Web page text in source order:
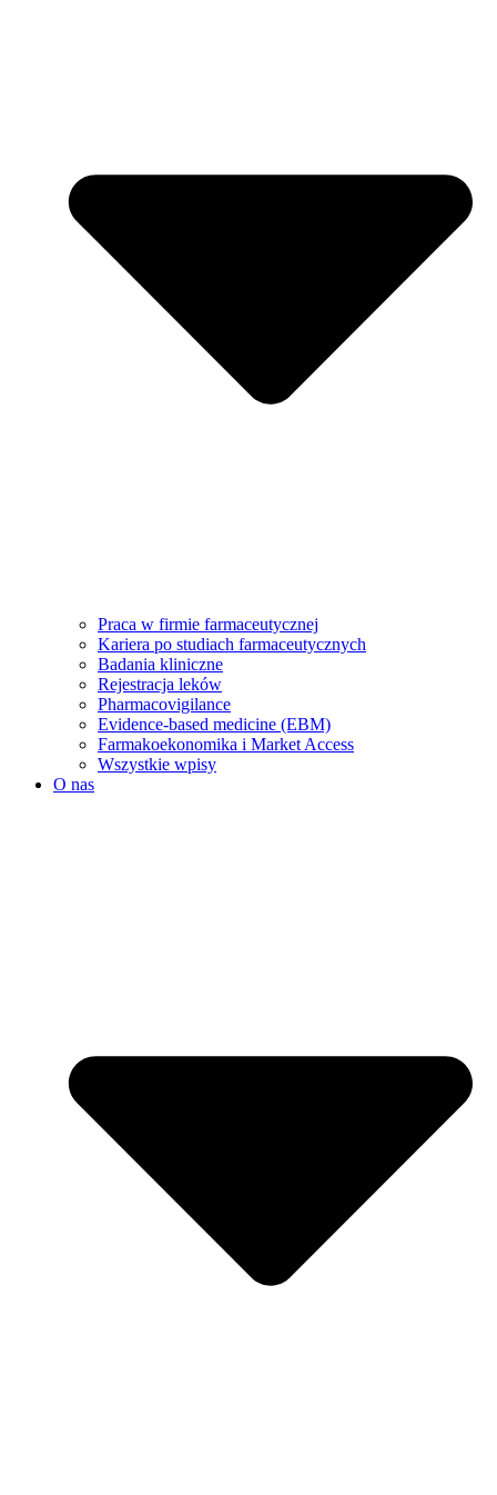
Praca w firmie farmaceutycznej
Kariera po studiach farmaceutycznych
Badania kliniczne
Rejestracja leków
Pharmacovigilance
Evidence-based medicine (EBM)
Farmakoekonomika i Market Access
Wszystkie wpisy
O nas